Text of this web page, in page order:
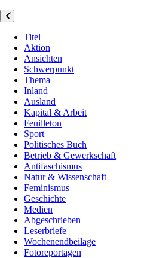
Titel
Aktion
Ansichten
Schwerpunkt
Thema
Inland
Ausland
Kapital & Arbeit
Feuilleton
Sport
Politisches Buch
Betrieb & Gewerkschaft
Antifaschismus
Natur & Wissenschaft
Feminismus
Geschichte
Medien
Abgeschrieben
Leserbriefe
Wochenendbeilage
Fotoreportagen